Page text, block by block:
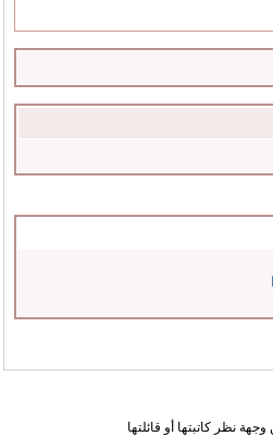
نظر كاتبتها أو قائلتها